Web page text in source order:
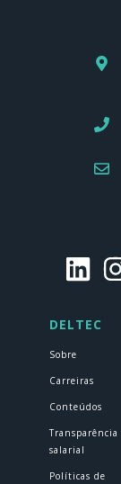
DELTEC
Sobre
Carreiras
Conteúdos
Transparência
salarial
Políticas de